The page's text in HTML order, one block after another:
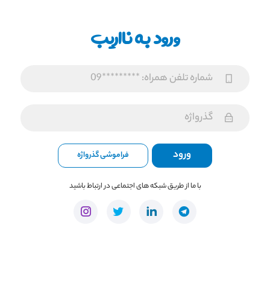
ورود به نااریب
فراموشی گذرواژه
با ما از طریق شبکه های اجتماعی در ارتباط باشید